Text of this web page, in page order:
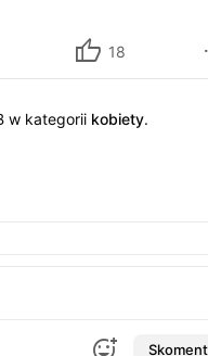
18
w kategorii kobiety.